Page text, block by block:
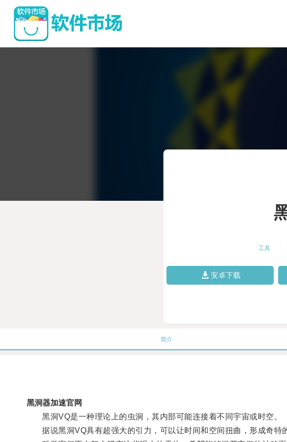
工具
安卓下载
简介
黑洞器加速官网
黑洞VQ是一种理论上的虫洞，其内部可能连接着不同宇宙或时空。
据说黑洞VQ具有超强大的引力，可以让时间和空间扭曲，形成奇特